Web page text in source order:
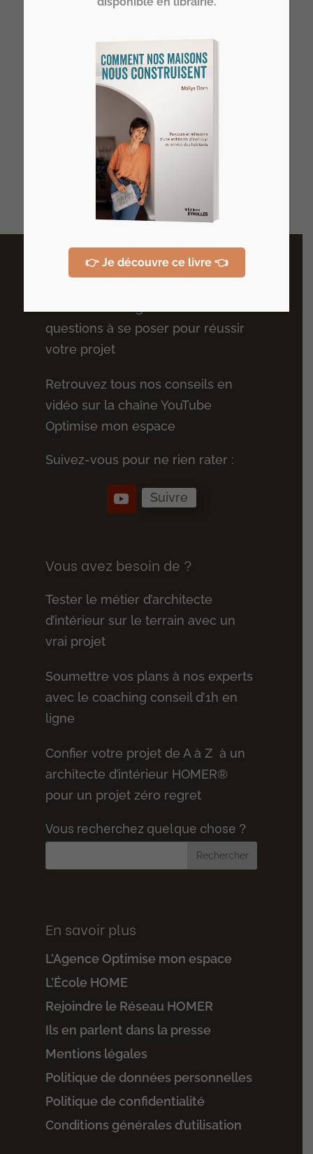
Vous rêvez de devenir votre propre
architecte d’intérieur ?
>> Rejoignez l’Atelier HOME Découverte
et concrétisez votre projet !
Derniers articles
Plus de conseils
questions à se poser pour réussir
votre projet
Retrouvez tous nos conseils en
vidéo sur la chaîne YouTube
Optimise mon espace
Suivez-vous pour ne rien rater :
Suivre
Vous avez besoin de ?
Tester le métier d’architecte
d’intérieur sur le terrain avec un
vrai projet
Soumettre vos plans à nos experts
avec le coaching conseil d’1h en
ligne
Confier votre projet de A à Z à un
architecte d’intérieur HOMER®
pour un projet zéro regret
Vous recherchez quelque chose ?
En savoir plus
L’Agence Optimise mon espace
L’École HOME
Rejoindre le Réseau HOMER
Ils en parlent dans la presse
Mentions légales
Politique de données personnelles
Politique de confidentialité
Conditions générales d’utilisation
👉 Je découvre ce livre 👈